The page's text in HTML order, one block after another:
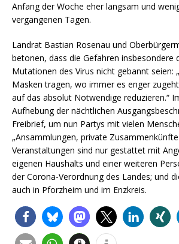
Anfang der Woche eher langsam und
vergangenen Tagen.
Landrat Bastian Rosenau und
betonen, dass die Gefahren insbesondere
Mutationen des Virus nicht gebannt seien:
Masken tragen, wo immer es enger
auf das absolut Notwendige reduzieren.“
Aufhebung der nächtlichen
Freibrief, um nun Partys mit vielen
„Ansammlungen, private
Veranstaltungen sind nur gestattet mit
eigenen Haushalts und einer weiteren
der Corona-Verordnung des Landes; und
auch in Pforzheim und im Enzkreis.